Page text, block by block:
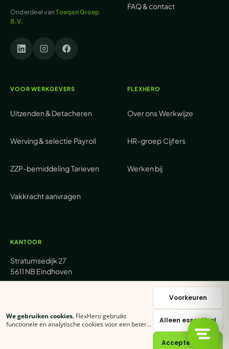
Onderdeel vanToeqan Groep
B.V.
FAQ & contact
VOOR WERKGEVERS
Uitzenden & Detacheren
Werving & selectie Payroll
ZZP-bemiddelingTarieven
Vakkracht aanvragen
FLEXHERO
Over onsWerkwijze
HR-groep Cijfers
Werken bij
KANTOOR
Stratumsedijk 27
5611 NB Eindhoven
sales@flexhero.com
We gebruiken cookies. FlexHero gebruikt
functionele en analytische cookies voor een betere
Voorkeuren
Alleen essentieel
Accepteer alles